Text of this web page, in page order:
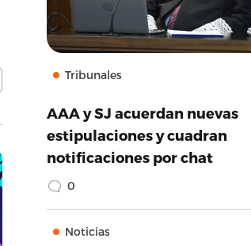
Tribunales
AAA y SJ acuerdan nuevas
estipulaciones y cuadran
notificaciones por chat
0
Noticias